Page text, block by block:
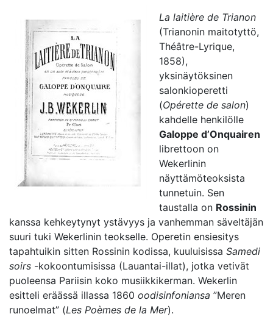
La laitière de Trianon
(Trianonin maitotyttö,
Théâtre-Lyrique,
1858),
yksinäytöksinen
salonkioperetti
(Opérette de salon)
kahdelle henkilölle
Galoppe d’Onquairen
librettoon on
Wekerlinin
näyttämöteoksista
tunnetuin. Sen
taustalla on Rossinin
kanssa kehkeytynyt ystävyys ja vanhemman säveltäjän
suuri tuki Wekerlinin teokselle. Operetin ensiesitys
tapahtuikin sitten Rossinin kodissa, kuuluisissa Samedi
soirs -kokoontumisissa (Lauantai-illat), jotka vetivät
puoleensa Pariisin koko musiikkikerman. Wekerlin
esitteli eräässä illassa 1860 oodisinfoniansa ”Meren
runoelmat” (Les Poèmes de la Mer).